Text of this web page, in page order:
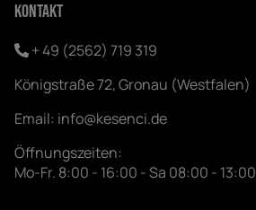
Kontakt
+ 49 (2562) 719 319
Königstraße 72, Gronau (Westfalen)
Email: info@kesenci.de
Öffnungszeiten:
Mo-Fr. 8:00 - 16:00 - Sa 08:00 - 13:00